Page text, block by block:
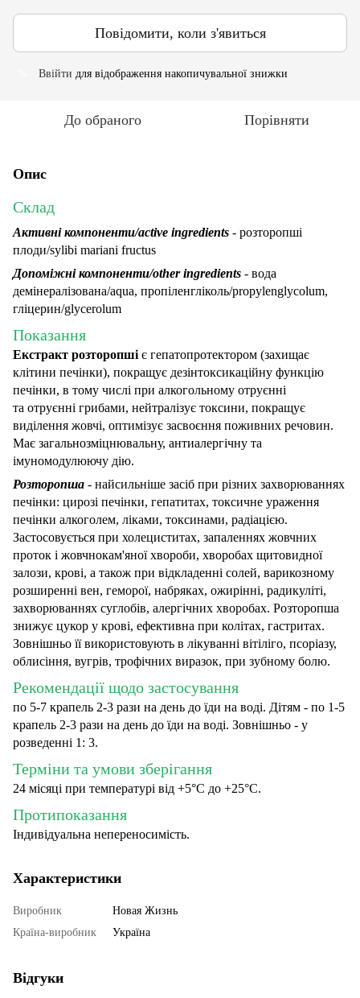
Повідомити, коли з'явиться
Ввійти для відображення накопичувальної знижки
До обраного Порівняти
Опис
Склад
Активні компоненти/active ingredients - розторопші
плоди/sylibi mariani fructus
Допоміжні компоненти/other ingredients - вода
демінералізована/aqua, пропіленгліколь/propylenglycolum,
гліцерин/glycerolum
Показання
Екстракт розторопші є гепатопротектором (захищає
клітини печінки), покращує дезінтоксикаційну функцію
печінки, в тому числі при алкогольному отруєнні
та отруєнні грибами, нейтралізує токсини, покращує
виділення жовчі, оптимізує засвоєння поживних речовин.
Має загальнозміцнювальну, антиалергічну та
імуномодулюючу дію.
Розторопша - найсильніше засіб при різних захворюваннях
печінки: цирозі печінки, гепатитах, токсичне ураження
печінки алкоголем, ліками, токсинами, радіацією.
Застосовується при холециститах, запаленнях жовчних
проток і жовчнокам'яної хвороби, хворобах щитовидної
залози, крові, а також при відкладенні солей, варикозному
розширенні вен, геморої, набряках, ожирінні, радикуліті,
захворюваннях суглобів, алергічних хворобах. Розторопша
знижує цукор у крові, ефективна при колітах, гастритах.
Зовнішньо її використовують в лікуванні вітіліго, псоріазу,
облисіння, вугрів, трофічних виразок, при зубному болю.
Рекомендації щодо застосування
по 5-7 крапель 2-3 рази на день до їди на воді. Дітям - по 1-5
крапель 2-3 рази на день до їди на воді. Зовнішньо - у
розведенні 1: 3.
Терміни та умови зберігання
24 місяці при температурі від +5°С до +25°C.
Протипоказання
Індивідуальна непереносимість.
Характеристики
Виробник
Новая Жизнь
Країна-виробник
Україна
Відгуки